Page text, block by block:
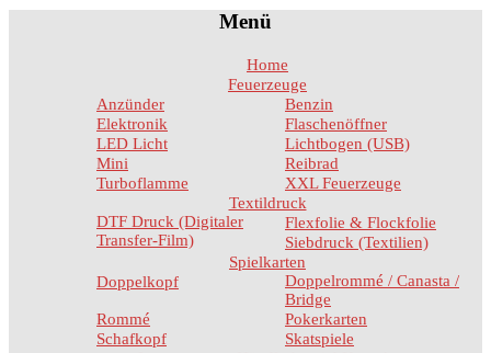
Menü
Home
Feuerzeuge
Anzünder
Benzin
Elektronik
Flaschenöffner
LED Licht
Lichtbogen (USB)
Mini
Reibrad
Turboflamme
XXL Feuerzeuge
Textildruck
DTF Druck (Digitaler
Transfer-Film)
Flexfolie & Flockfolie
Siebdruck (Textilien)
Spielkarten
Doppelkopf
Doppelrommé / Canasta /
Bridge
Rommé
Pokerkarten
Schafkopf
Skatspiele